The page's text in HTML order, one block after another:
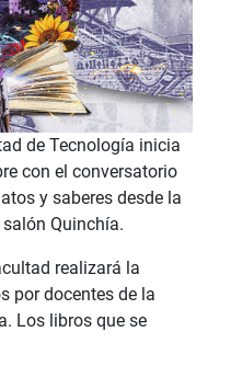
de Tecnología inicia
con el conversatorio
y saberes desde la
Quinchía.
realizará la
por docentes de la
Los libros que se